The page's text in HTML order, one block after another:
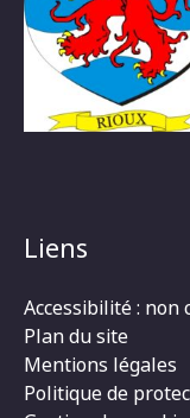
Liens
Accessibilité : non
Plan du site
Mentions légales
Politique de